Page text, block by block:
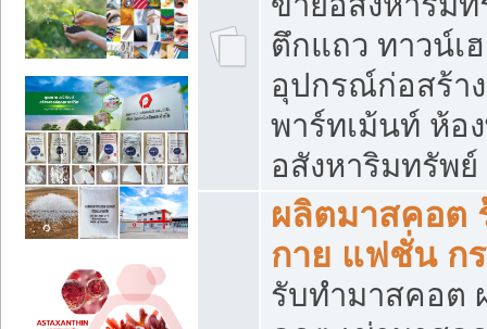
ตึกแถว ทาวน์เ
อุปกรณ์ก่อสร้า
พาร์ทเม้นท์ ห้อ
อสังหาริมทรัพ
ผลิตมาสคอต
กาย แฟชั่น กร
รับทำมาสคอต